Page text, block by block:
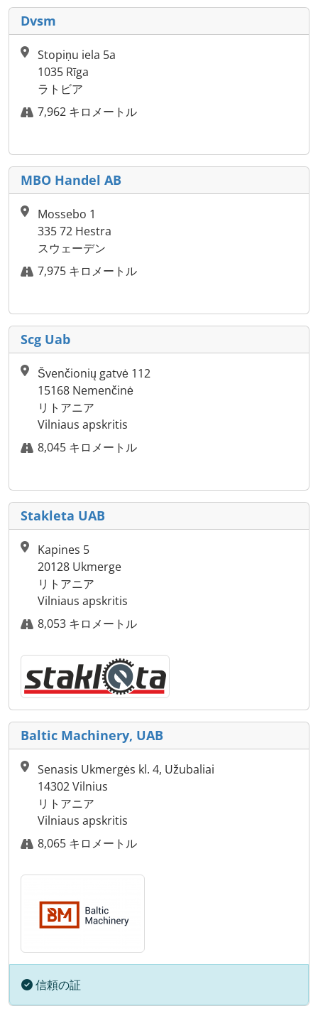
Dvsm
Stopiņu iela 5a
1035 Rīga
ラトビア
7,962 キロメートル
MBO Handel AB
Mossebo 1
335 72 Hestra
スウェーデン
7,975 キロメートル
Scg Uab
Švenčionių gatvė 112
15168 Nemenčinė
リトアニア
Vilniaus apskritis
8,045 キロメートル
Stakleta UAB
Kapines 5
20128 Ukmerge
リトアニア
Vilniaus apskritis
8,053 キロメートル
Baltic Machinery, UAB
Senasis Ukmergės kl. 4, Užubaliai
14302 Vilnius
リトアニア
Vilniaus apskritis
8,065 キロメートル
信頼の証